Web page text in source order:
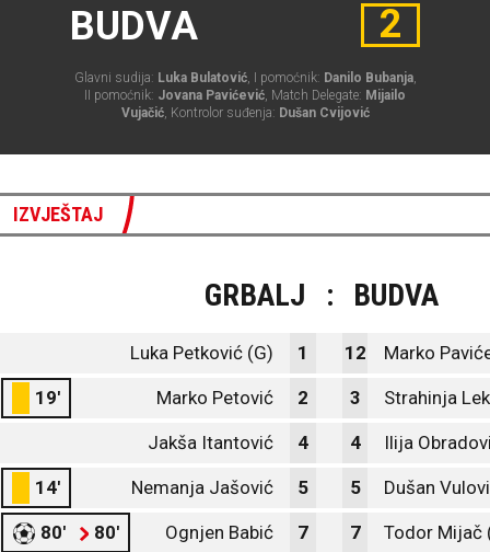
BUDVA
2
Glavni sudija: Luka Bulatović, I pomoćnik: Danilo Bubanja,
II pomoćnik: Jovana Pavićević, Match Delegate: Mijailo
Vujačić, Kontrolor suđenja: Dušan Cvijović
IZVJEŠTAJ
GRBALJ : BUDVA
Luka Petković (G) 1 12 Marko
19' Marko Petović 2 3 Strahinja
Jakša Itantović 4 4 Ilija
14' Nemanja Jašović 5 5 Dušan
80' 80' Ognjen Babić 7 7 Todor Mijač